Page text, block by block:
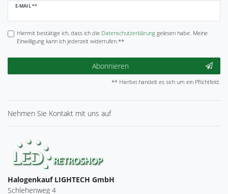
E-MAIL **
Newsletter
Hiermit bestätige ich, dass ich die Daten­schutz­erklärunggelesen habe. Meine
Einwilligung kann ich jederzeit widerrufen.**
Abonnieren
** Hierbei handelt es sich um ein Pflichtfeld.
Nehmen Sie Kontakt mit uns auf
Halogenkauf LIGHTECH GmbH
Schlehenweg 4